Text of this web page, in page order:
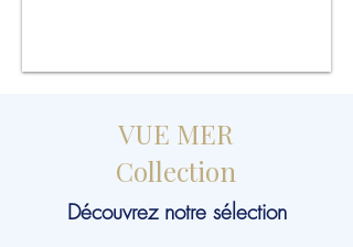
VUE MER
Collection
Découvrez notre sélection